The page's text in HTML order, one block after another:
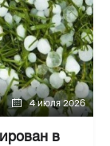
4 июля 2026
в